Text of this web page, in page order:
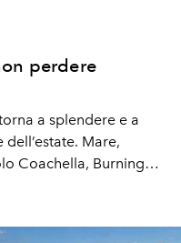
perdere
a splendere e a
Mare,
Coachella, Burning
da non perdere in